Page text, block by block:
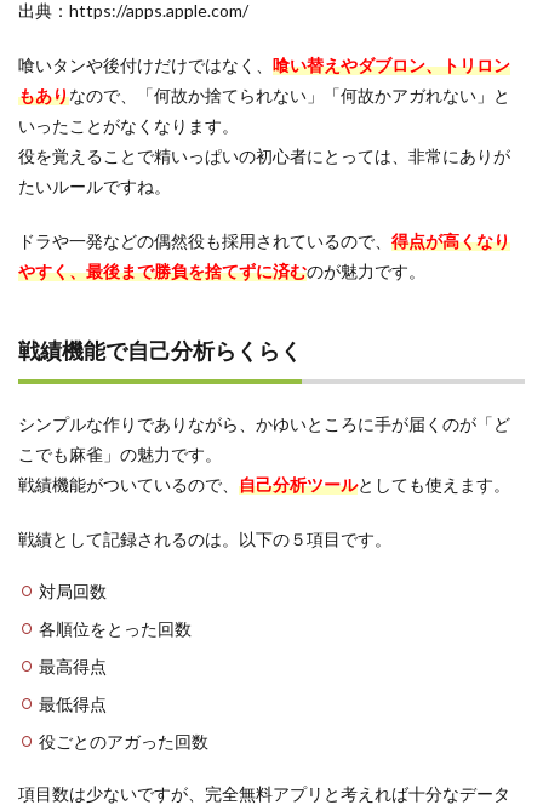
出典：https://apps.apple.com/
喰いタンや後付けだけではなく、 喰い替えやダブロン、トリロン
もありなので、「何故か捨てられない」「何故かアガれない」と
いったことがなくなります。
役を覚えることで精いっぱいの初心者にとっては、非常にありが
たいルールですね。
ドラや一発などの偶然役も採用されているので、 得点が高くなり
やすく、最後まで勝負を捨てずに済むのが魅力です。
戦績機能で自己分析らくらく
シンプルな作りでありながら、かゆいところに手が届くのが「ど
こでも麻雀」の魅力です。
戦績機能がついているので、 自己分析ツールとしても使えます。
戦績として記録されるのは。以下の５項目です。
対局回数
各順位をとった回数
最高得点
最低得点
役ごとのアガった回数
項目数は少ないですが、完全無料アプリと考えれば十分なデータ